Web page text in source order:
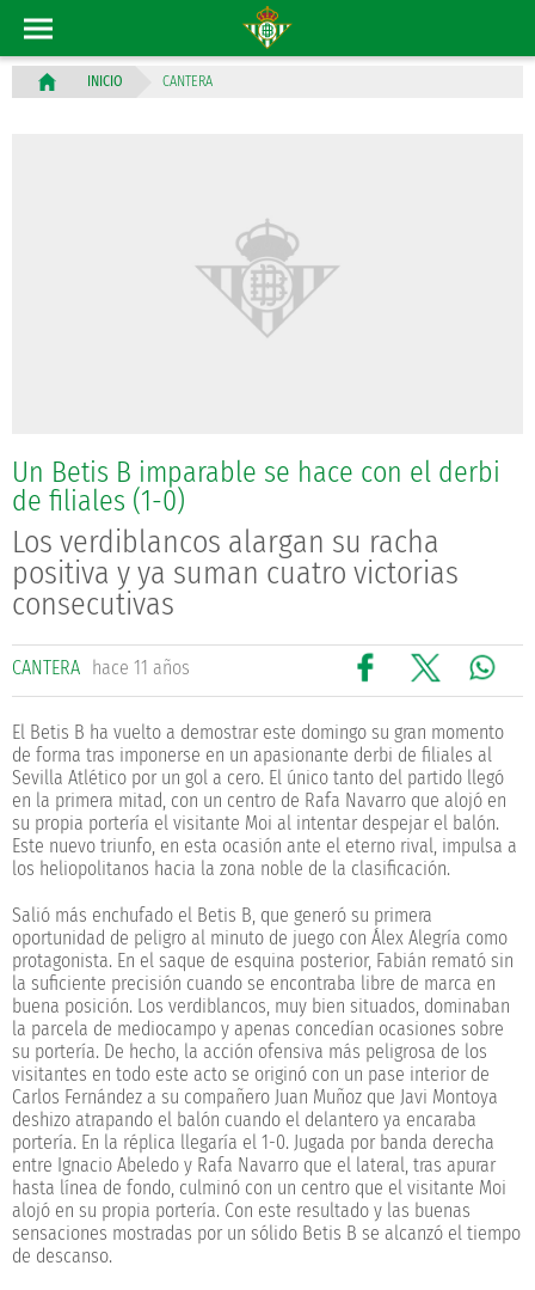
INICIO CANTERA
Un Betis B imparable se hace con el derbi
de filiales (1-0)
Los verdiblancos alargan su racha
positiva y ya suman cuatro victorias
consecutivas
CANTERA hace 11 años
El Betis B ha vuelto a demostrar este domingo su gran momento
de forma tras imponerse en un apasionante derbi de filiales al
Sevilla Atlético por un gol a cero. El único tanto del partido llegó
en la primera mitad, con un centro de Rafa Navarro que alojó en
su propia portería el visitante Moi al intentar despejar el balón.
Este nuevo triunfo, en esta ocasión ante el eterno rival, impulsa a
los heliopolitanos hacia la zona noble de la clasificación.
Salió más enchufado el Betis B, que generó su primera
oportunidad de peligro al minuto de juego con Álex Alegría como
protagonista. En el saque de esquina posterior, Fabián remató sin
la suficiente precisión cuando se encontraba libre de marca en
buena posición. Los verdiblancos, muy bien situados, dominaban
la parcela de mediocampo y apenas concedían ocasiones sobre
su portería. De hecho, la acción ofensiva más peligrosa de los
visitantes en todo este acto se originó con un pase interior de
Carlos Fernández a su compañero Juan Muñoz que Javi Montoya
deshizo atrapando el balón cuando el delantero ya encaraba
portería. En la réplica llegaría el 1-0. Jugada por banda derecha
entre Ignacio Abeledo y Rafa Navarro que el lateral, tras apurar
hasta línea de fondo, culminó con un centro que el visitante Moi
alojó en su propia portería. Con este resultado y las buenas
sensaciones mostradas por un sólido Betis B se alcanzó el tiempo
de descanso.